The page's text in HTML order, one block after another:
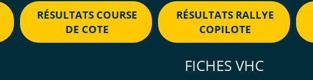
RÉSULTATS COURSE
DE COTE
RÉSULTATS RALLYE
COPILOTE
FICHES VHC